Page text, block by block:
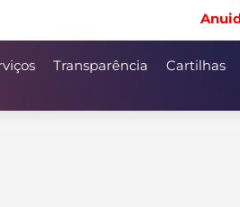
Transparência Cartilhas